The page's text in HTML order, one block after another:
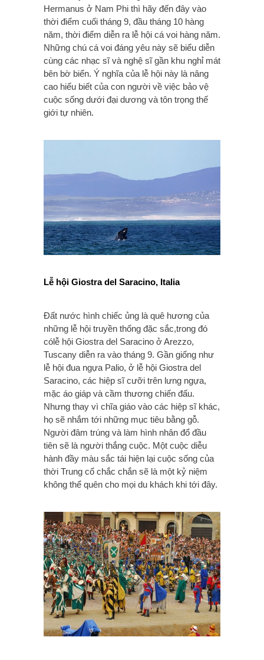
Hermanus ở Nam Phi thì hãy đến đây vào
thời điểm cuối tháng 9, đầu tháng 10 hàng
năm, thời điểm diễn ra lễ hội cá voi hàng năm.
Những chú cá voi đáng yêu này sẽ biểu diễn
cùng các nhạc sĩ và nghệ sĩ gần khu nghỉ mát
bên bờ biển. Ý nghĩa của lễ hội này là nâng
cao hiểu biết của con người về việc bảo vệ
cuộc sống dưới đại dương và tôn trọng thế
giới tự nhiên.
Lễ hội Giostra del Saracino, Italia
Đất nước hình chiếc ủng là quê hương của
những lễ hội truyền thống đặc sắc,trong đó
cólễ hội Giostra del Saracino ở Arezzo,
Tuscany diễn ra vào tháng 9. Gần giống như
lễ hội đua ngựa Palio, ở lễ hội Giostra del
Saracino, các hiệp sĩ cưỡi trên lưng ngựa,
mặc áo giáp và cầm thương chiến đấu.
Nhưng thay vì chĩa giáo vào các hiệp sĩ khác,
họ sẽ nhắm tới những mục tiêu bằng gỗ.
Người đâm trúng và làm hình nhân đổ đầu
tiên sẽ là người thắng cuộc. Một cuộc diễu
hành đầy màu sắc tái hiện lại cuộc sống của
thời Trung cổ chắc chắn sẽ là một kỷ niệm
không thể quên cho mọi du khách khi tới đây.